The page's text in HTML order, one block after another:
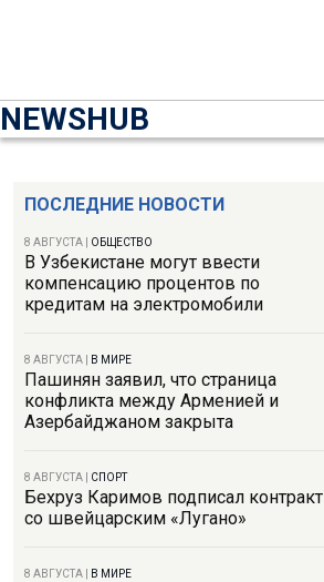
NEWSHUB
ПОСЛЕДНИЕ НОВОСТИ
8 АВГУСТА ОБЩЕСТВО
В Узбекистане могут ввести
компенсацию процентов по
кредитам на электромобили
8 АВГУСТА В МИРЕ
Пашинян заявил, что страница
конфликта между Арменией и
Азербайджаном закрыта
8 АВГУСТА СПОРТ
Бехруз Каримов подписал контракт
со швейцарским «Лугано»
8 АВГУСТА В МИРЕ